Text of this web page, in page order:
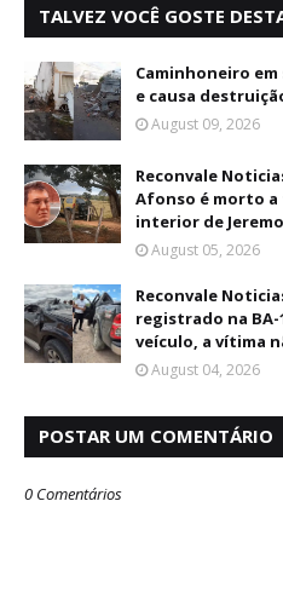
TALVEZ VOCÊ GOSTE
Caminhoneiro
e causa
August 09, 2026
Reconvale
Afonso é morto
interior de
August 05, 2026
Reconvale
registrado na
veículo, a vítima
August 04, 2026
POSTAR UM COMENTÁRIO
0 Comentários